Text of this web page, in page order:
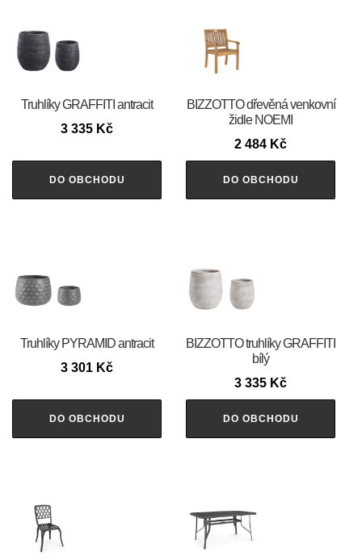
Truhlíky GRAFFITI antracit
3 335 Kč
DO OBCHODU
BIZZOTTO dřevěná venkovní
židle NOEMI
2 484 Kč
DO OBCHODU
Truhlíky PYRAMID antracit
3 301 Kč
DO OBCHODU
BIZZOTTO truhlíky GRAFFITI
bílý
3 335 Kč
DO OBCHODU